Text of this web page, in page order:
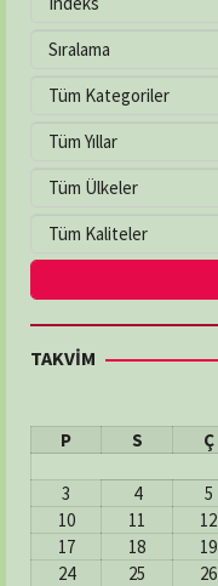
TAKVİM
P
S Ç
3
4 5
10
11 12
17
18 19
24
25 26